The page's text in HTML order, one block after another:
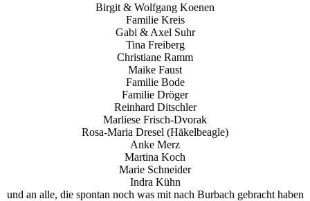
Birgit & Wolfgang Koenen
Familie Kreis
Gabi & Axel Suhr
Tina Freiberg
Christiane Ramm
Maike Faust
Familie Bode
Familie Dröger
Reinhard Ditschler
Marliese Frisch-Dvorak
Rosa-Maria Dresel (Häkelbeagle)
Anke Merz
Martina Koch
Marie Schneider
Indra Kühn
und an alle, die spontan noch was mit nach Burbach gebracht haben